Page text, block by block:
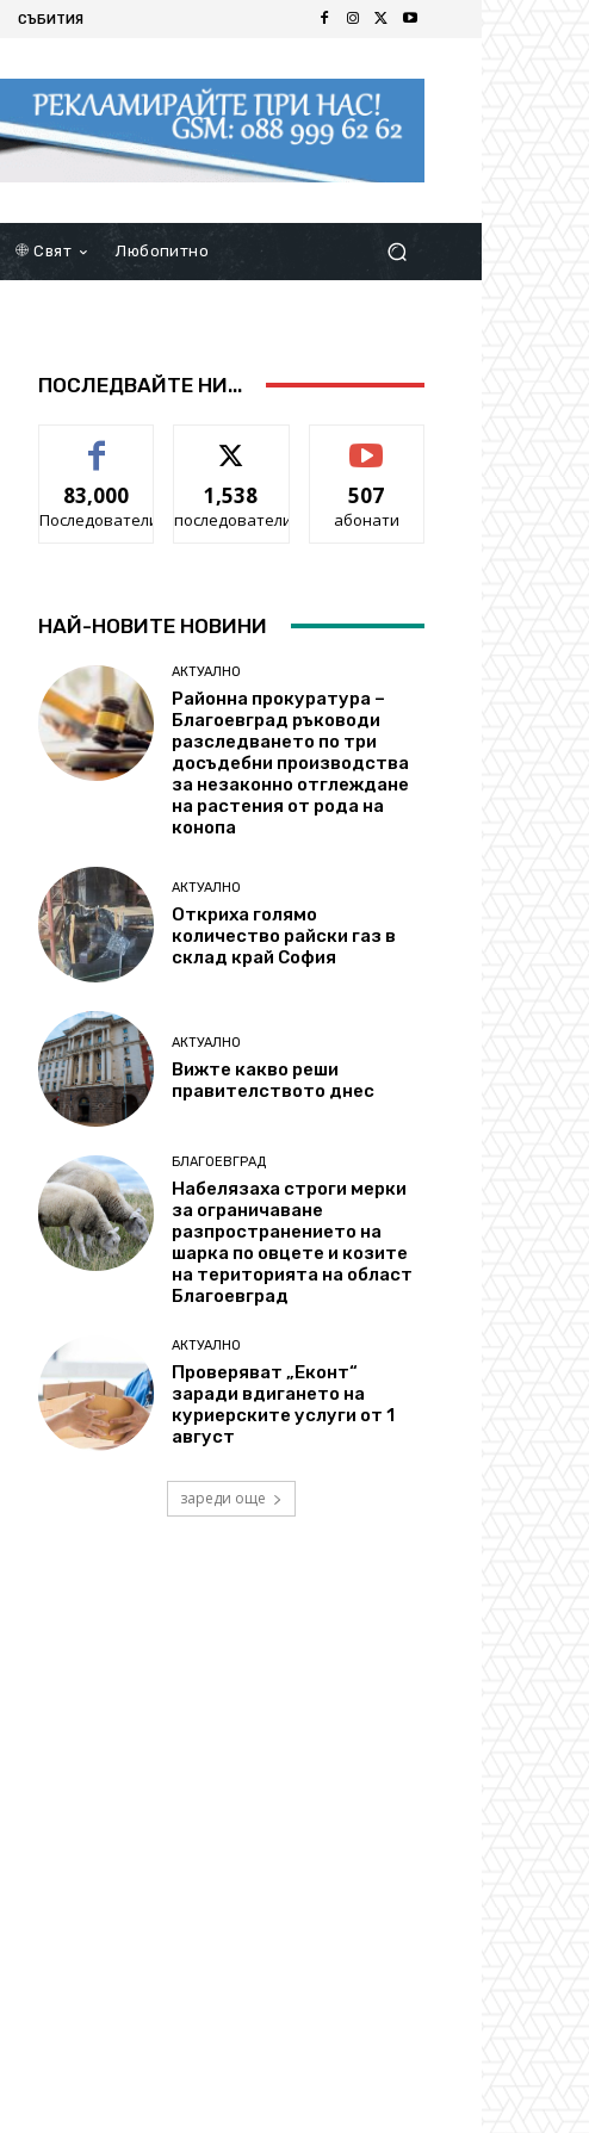
СЪБИТИЯ
Свят Любопитно
ПОСЛЕДВАЙТЕ НИ...
83,000
Последователи
1,538
последователи
507
абонати
НАЙ-НОВИТЕ НОВИНИ
АКТУАЛНО
Районна прокуратура –
Благоевград ръководи
разследването по три
досъдебни производства
за незаконно отглеждане
на растения от рода на
конопа
АКТУАЛНО
Откриха голямо
количество райски газ в
склад край София
АКТУАЛНО
Вижте какво реши
правителството днес
БЛАГОЕВГРАД
Набелязаха строги мерки
за ограничаване
разпространението на
шарка по овцете и козите
на територията на област
Благоевград
АКТУАЛНО
Проверяват „Еконт“
заради вдигането на
куриерските услуги от 1
август
зареди още